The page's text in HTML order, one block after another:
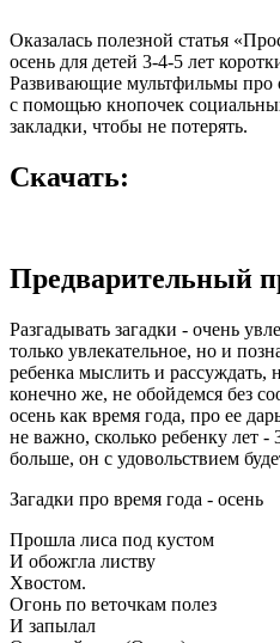
Оказалась полезной статья
осень для детей 3-4-5 лет
Развивающие мультфильмы про
с помощью кнопочек
закладки, чтобы не потерять.
Скачать:
Предварительный
Разгадывать загадки - очень
только увлекательное, но и
ребенка мыслить и рассуждать,
конечно же, не обойдемся без
осень как время года, про ее
не важно, сколько ребенку лет
больше, он с удовольствием
Загадки про время года - осень
Прошла лиса под кустом
И обожгла листву
Хвостом.
Огонь по веточкам полез
И запылал